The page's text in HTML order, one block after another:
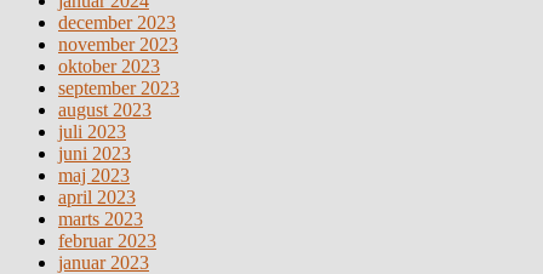
december 2023
november 2023
oktober 2023
september 2023
august 2023
juli 2023
juni 2023
maj 2023
april 2023
marts 2023
februar 2023
januar 2023